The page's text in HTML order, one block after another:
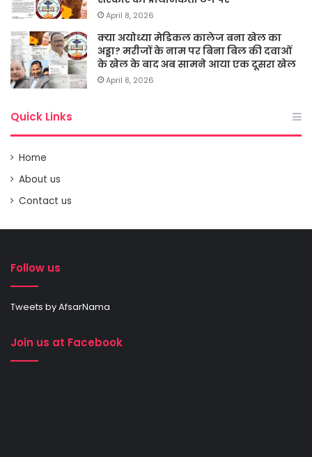
April 8, 2026
क्या अयोध्या मेडिकल कालेज बना खेल का
अड्डा? मरीजों के नाम पर बिना बिल की दवाओं
के खेल के बाद अब सामने आया एक दूसरा खेल
April 8, 2026
Quick Links
Home
About us
Contact us
Follow us
Tweets by AfsarNama
Join us at Facebook